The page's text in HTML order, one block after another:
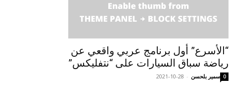
“الأسرع” أول برنامج عربي واقعي عن
رياضة سباق السيارات على “نتفليكس”
سمير بلحسن -
2021-10-28 0